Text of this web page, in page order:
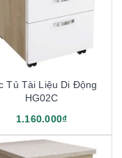
Tủ Tài Liệu Di Động
HG02C
1.160.000₫